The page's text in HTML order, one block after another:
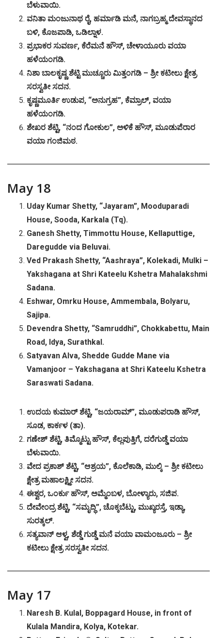
ಬೆಳುವಾಯಿ.
ವನಿತಾ ಮಂಜುನಾಥ ರೈ, ಹರ್ಮಾಡಿ ಮನೆ, ನಾಗಬ್ರಹ್ಮ ದೇವಸ್ಥಾನದ
ಬಳಿ, ಕೊಜಪಾಡಿ, ಒಡಿಲ್ನಾಳ.
ಪ್ರಭಾಕರ ಸುವರ್ಣ, ಕೆರೆಮನೆ ಹೌಸ್, ಚೇಳಾಯೂರು ವಯಾ
ಹಳೆಯಂಗಡಿ.
ನಿಶಾ ಬಾಲಕೃಷ್ಣ ಶೆಟ್ಟಿ ಮುಚ್ಚೂರು ಮಿತ್ತಂಗಡಿ – ಶ್ರೀ ಕಟೀಲು ಕ್ಷೇತ್ರ
ಸರಸ್ವತೀ ಸದನ.
ಕೃಷ್ಣಮೂರ್ತಿ ಉಡುಪ, “ಅನುಗ್ರಹ”, ಕೆಮ್ರಾಲ್, ವಯಾ
ಹಳೆಯಂಗಡಿ.
ಶೇಖರ ಶೆಟ್ಟಿ, “ನಂದ ಗೋಕುಲ”, ಅಳಿಕೆ ಹೌಸ್, ಮೂಡುಪೆರಾರ
ವಯಾ ಗಂಜಿಮಠ.
May 18
Uday Kumar Shetty, “Jayaram”, Mooduparadi
House, Sooda, Karkala (Tq).
Ganesh Shetty, Timmottu House, Kellaputtige,
Daregudde via Beluvai.
Ved Prakash Shetty, “Aashraya”, Kolekadi, Mulki –
Yakshagana at Shri Kateelu Kshetra Mahalakshmi
Sadana.
Eshwar, Omrku House, Ammembala, Bolyaru,
Sajipa.
Devendra Shetty, “Samruddhi”, Chokkabettu, Main
Road, Idya, Surathkal.
Satyavan Alva, Shedde Gudde Mane via
Vamanjoor – Yakshagana at Shri Kateelu Kshetra
Saraswati Sadana.
ಉದಯ ಕುಮಾರ್ ಶೆಟ್ಟಿ, “ಜಯರಾಮ್”, ಮೂಡುಪರಾಡಿ ಹೌಸ್,
ಸೂಡ, ಕಾರ್ಕಳ (ತಾ).
ಗಣೇಶ್ ಶೆಟ್ಟಿ, ತಿಮ್ಮೊಟ್ಟು ಹೌಸ್, ಕೆಲ್ಲಪುತ್ತಿಗೆ, ದರೆಗುಡ್ಡೆ ವಯಾ
ಬೆಳುವಾಯಿ.
ವೇದ ಪ್ರಕಾಶ್ ಶೆಟ್ಟಿ, “ಆಶ್ರಯ”, ಕೊಲೆಕಾಡಿ, ಮುಲ್ಕಿ – ಶ್ರೀ ಕಟೀಲು
ಕ್ಷೇತ್ರ ಮಹಾಲಕ್ಷ್ಮೀ ಸದನ.
ಈಶ್ವರ, ಒಂರ್ಕು ಹೌಸ್, ಅಮ್ಮೆಂಬಳ, ಬೋಳ್ಯಾರು, ಸಜಿಪ.
ದೇವೇಂದ್ರ ಶೆಟ್ಟಿ, “ಸಮೃದ್ಧಿ”, ಚೊಕ್ಕಬೆಟ್ಟು, ಮುಖ್ಯರಸ್ತೆ, ಇಡ್ಯಾ,
ಸುರತ್ಕಲ್.
ಸತ್ಯವಾನ್ ಆಳ್ವ, ಶೆಡ್ಡೆ ಗುಡ್ಡೆ ಮನೆ ವಯಾ ವಾಮಂಜೂರು– ಶ್ರೀ
ಕಟೀಲು ಕ್ಷೇತ್ರ ಸರಸ್ವತೀ ಸದನ.
May 17
Naresh B. Kulal, Boppagard House, in front of
Kulala Mandira, Kolya, Kotekar.